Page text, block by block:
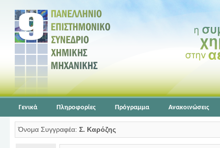
Γενικά Πληροφορίες Πρόγραμμα Ανακοινώσεις
Όνομα Συγγραφέα: Σ. Καρόζης